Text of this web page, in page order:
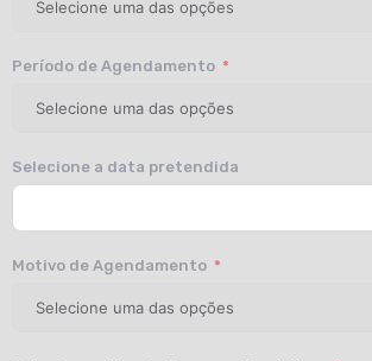
Período de Agendamento
Selecione a data pretendida
Motivo de Agendamento